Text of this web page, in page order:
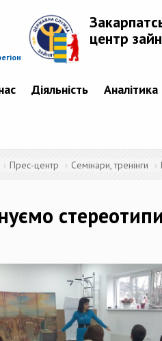
центр
Діяльність
Прес-центр Семінари, тренінги
стереотипи